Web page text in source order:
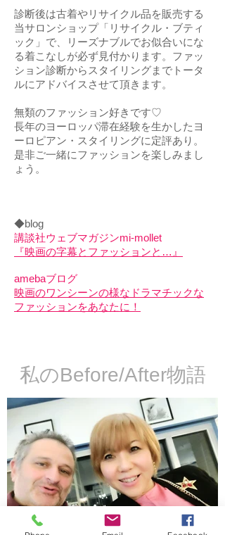
診断後は古着やリサイクル品を販売する
当サロンショップ「リサイクル・ブティ
ック」で、リーズナブルでお似合いにな
る着こなしが必ず見付かります。ファッ
ション診断からスタイリングまでトータ
ルにアドバイスさせて頂きます。
無類のファッション好きです♡
長年のヨーロッパ滞在経験を生かしたヨ
ーロピアン・スタイリングに定評あり。
是非ご一緒にファッションを楽しみまし
ょう。
◆blog
講談社ウェブマガジンmi-mollet
『映画の字幕とファッションと…』
amebaブログ
映画のワンシーンの様なドラマチックな
ファッションをあなたに！
私のBefore/After物語